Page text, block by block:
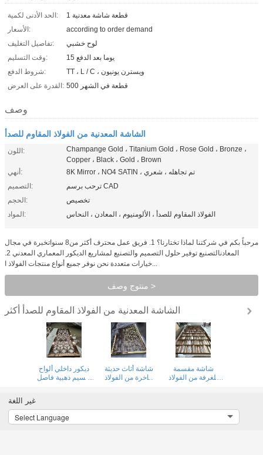
الحد الأدنى لكمية:
1 قطعة شاشة معدنية
الأسعار:
according to order demand
تفاصيل التغليف:
لوح خشبي
وقت التسليم:
15 يوما بعد الدفع
شروط الدفع:
TT ، L / C ، ويسترن يونيون
القدرة على العرض:
500 قطعة في الشهر
وصف
الشاشة المعدنية من الفولاذ المقاوم للصدأ
اللون:
Champange Gold ، Titanium Gold ، Rose Gold ، Bronze ،
Copper ، Black ، Gold ، Brown
أنهي:
8K Mirror ، NO4 SATIN ، تم تجاهله ، شعري
التصميم:
ترحب برسم CAD
الحجم:
تخصيص
المواد:
الفولاذ المقاوم للصدأ ، الألومنيوم ، المعادن ، النحاس
مرحباً بكم في شركتنا لماذا تختارنا؟ 1. فريق عمل محترف أكثر من8 سنواتخبرة في مجال
المعادنالتصنيع توفير حلول التصميم والتصنيع لمشاريع الديكور المعماري المعدني 2.
خيارات متعددة نحن نوفر جميع أنواع منتجات الفولاذ ا...
منتوج وصف >
الشاشة المعدنية من الفولاذ المقاوم للصدأ
ديكور داخلي ألواح
تقسيم ذهبية فاصل
للصدأ الزخرفية
شاشة أثاث حديثة
فاخرة من الفولاذ
المعيشة
شاشة مقسمة
للغرفة من الفولاذ
مقسمة للجدار
غير اللغة
Select Language